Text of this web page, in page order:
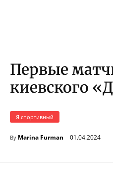
Первые
киевского
Я спортивный
By Marina Furman 01.04.2024